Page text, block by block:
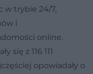
w trybie 24/7,
i
online.
się z 116 111
opowiadały o